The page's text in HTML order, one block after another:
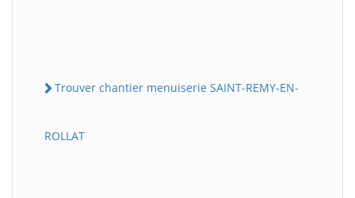
Trouver chantier menuiserie SAINT-REMY-EN-
ROLLAT